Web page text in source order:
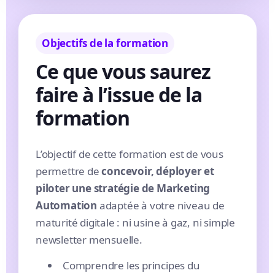
Objectifs de la formation
Ce que vous saurez
faire à l’issue de la
formation
L’objectif de cette formation est de vous
permettre deconcevoir, déployer et
piloter une stratégie de Marketing
Automation adaptée à votre niveau de
maturité digitale : ni usine à gaz, ni simple
newsletter mensuelle.
Comprendre les principes du